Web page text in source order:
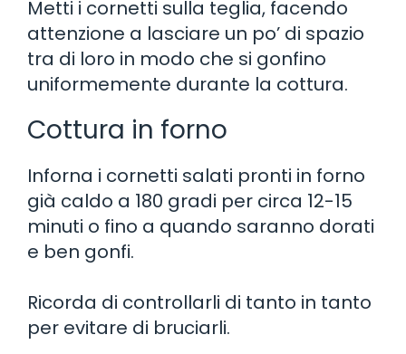
Metti i cornetti sulla teglia, facendo
attenzione a lasciare un po’ di spazio
tra di loro in modo che si gonfino
uniformemente durante la cottura.
Cottura in forno
Inforna i cornetti salati pronti in forno
già caldo a 180 gradi per circa 12-15
minuti o fino a quando saranno dorati
e ben gonfi.
Ricorda di controllarli di tanto in tanto
per evitare di bruciarli.